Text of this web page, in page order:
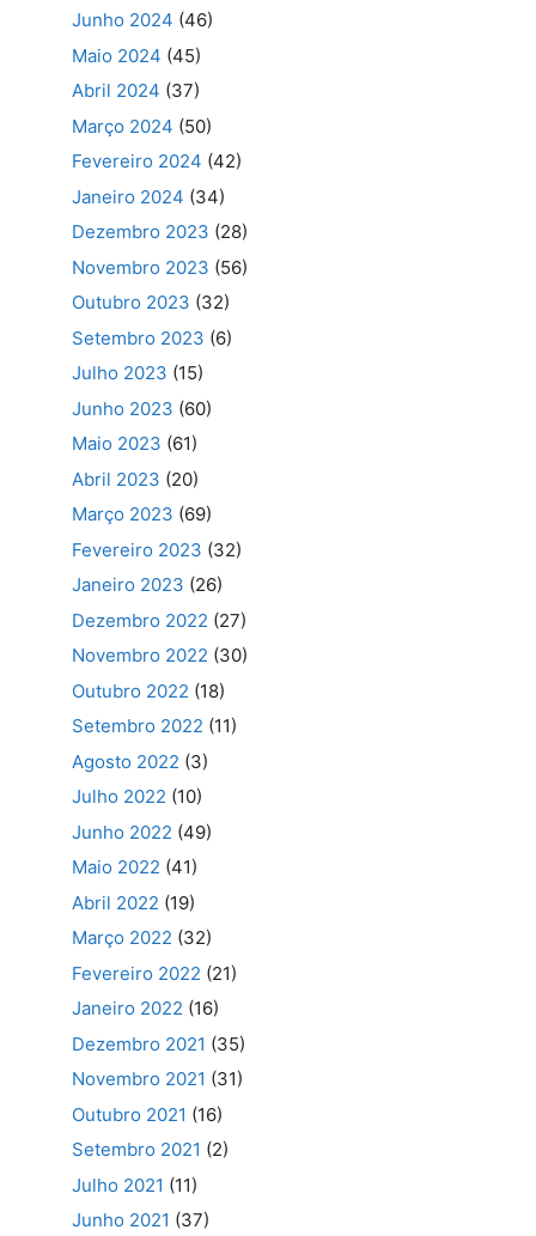
Junho 2024 (46)
Maio 2024 (45)
Abril 2024 (37)
Março 2024 (50)
Fevereiro 2024 (42)
Janeiro 2024 (34)
Dezembro 2023 (28)
Novembro 2023 (56)
Outubro 2023 (32)
Setembro 2023 (6)
Julho 2023 (15)
Junho 2023 (60)
Maio 2023 (61)
Abril 2023 (20)
Março 2023 (69)
Fevereiro 2023 (32)
Janeiro 2023 (26)
Dezembro 2022 (27)
Novembro 2022 (30)
Outubro 2022 (18)
Setembro 2022 (11)
Agosto 2022 (3)
Julho 2022 (10)
Junho 2022 (49)
Maio 2022 (41)
Abril 2022 (19)
Março 2022 (32)
Fevereiro 2022 (21)
Janeiro 2022 (16)
Dezembro 2021 (35)
Novembro 2021 (31)
Outubro 2021 (16)
Setembro 2021 (2)
Julho 2021 (11)
Junho 2021 (37)